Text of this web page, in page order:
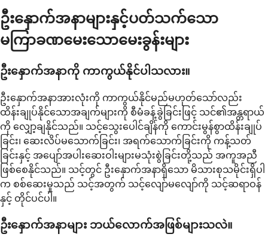
ဦးနှောက်အနာများနှင့်ပတ်သက်သော
မကြာခဏမေးသောမေးခွန်းများ
ဦးနှောက်အနာကို ကာကွယ်နိုင်ပါသလား။
ဦးနှောက်အနာအားလုံးကို ကာကွယ်နိုင်မည်မဟုတ်သော်လည်း
ထိန်းချုပ်နိုင်သောအချက်များကို စီမံခန့်ခွဲခြင်းဖြင့် သင်၏အန္တရာယ်
ကို လျှော့ချနိုင်သည်။ သင့်သွေးပေါင်ချိန်ကို ကောင်းမွန်စွာထိန်းချုပ်
ခြင်း၊ ဆေးလိပ်မသောက်ခြင်း၊ အရက်သောက်ခြင်းကို ကန့်သတ်
ခြင်းနှင့် အပျော်အပါးဆေးဝါးများမသုံးစွဲခြင်းတို့သည် အကူအညီ
ဖြစ်စေနိုင်သည်။ သင့်တွင် ဦးနှောက်အနာရှိသော မိသားစုသမိုင်းရှိပါ
က စစ်ဆေးမှုသည် သင့်အတွက် သင့်လျော်မလျော်ကို သင့်ဆရာဝန်
နှင့် တိုင်ပင်ပါ။
ဦးနှောက်အနာများ ဘယ်လောက်အဖြစ်များသလဲ။